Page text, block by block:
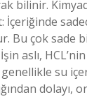
bilinir.
İçeriğinde
Bu çok sade
aslı,
su
dolayı,